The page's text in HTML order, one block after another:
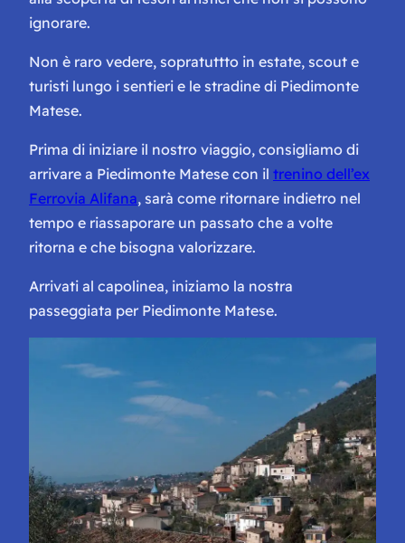
ignorare.
Non è raro vedere, sopratuttto in estate, scout e
turisti lungo i sentieri e le stradine di Piedimonte
Matese.
Prima di iniziare il nostro viaggio, consigliamo di
arrivare a Piedimonte Matese con il trenino dell’ex
Ferrovia Alifana, sarà come ritornare indietro nel
tempo e riassaporare un passato che a volte
ritorna e che bisogna valorizzare.
Arrivati al capolinea, iniziamo la nostra
passeggiata per Piedimonte Matese.